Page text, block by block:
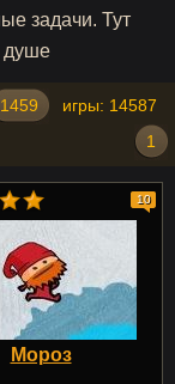
задачи. Тут
душе
игры: 14587
1459
1
10
Мороз